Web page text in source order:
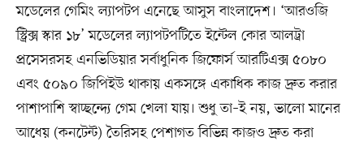
মডেলের গেমিং ল্যাপটপ এনেছে আসুস বাংলাদেশ। ‘আরওজি
স্ট্রিক্স স্কার ১৮’ মডেলের ল্যাপটপটিতে ইন্টেল কোর আলট্রা
প্রসেসরসহ এনভিডিয়ার সর্বাধুনিক জিফোর্স আরটিএক্স ৫০৮০
এবং ৫০৯০ জিপিইউ থাকায় একসঙ্গে একাধিক কাজ দ্রুত করার
পাশাপাশি স্বাচ্ছন্দ্যে গেম খেলা যায়। শুধু তা–ই নয়, ভালো মানের
আধেয় (কনটেন্ট) তৈরিসহ পেশাগত বিভিন্ন কাজও দ্রুত করা